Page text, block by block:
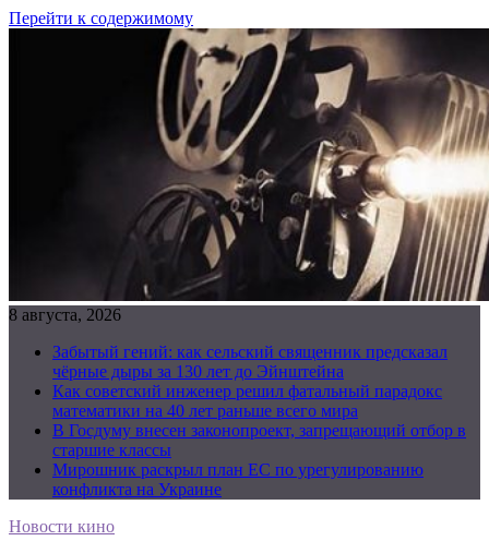
Перейти к содержимому
8 августа, 2026
Забытый гений: как сельский священник предсказал
чёрные дыры за 130 лет до Эйнштейна
Как советский инженер решил фатальный парадокс
математики на 40 лет раньше всего мира
В Госдуму внесен законопроект, запрещающий отбор в
старшие классы
Мирошник раскрыл план ЕС по урегулированию
конфликта на Украине
Новости кино